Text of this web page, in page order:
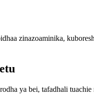
zinazoaminika,
ya bei, tafadhali